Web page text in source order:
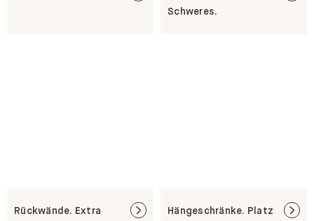
Schweres.
Rückwände. Extra
Hängeschränke. Platz